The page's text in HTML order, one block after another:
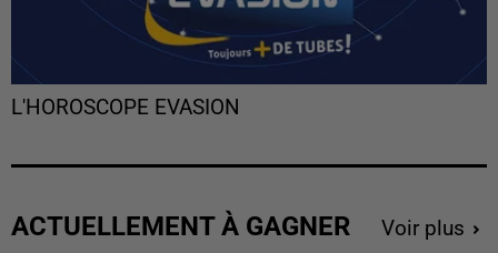
L'HOROSCOPE EVASION
ACTUELLEMENT À GAGNER Voir plus